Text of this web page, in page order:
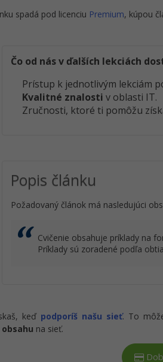
spadá pod licenciu Premium, kúpou
Čo od nás v ďalších lekciách
Prístup k jednotlivým lekciám
Kvalitné znalosti v oblasti IT.
Zručnosti, ktoré ti pomôžu
Popis článku
Požadovaný článok má nasledujúci
Cvičenie obsahuje príklady na
Príklady sú zoradené podľa
keď podporíš našu sieť. To
na sieť.